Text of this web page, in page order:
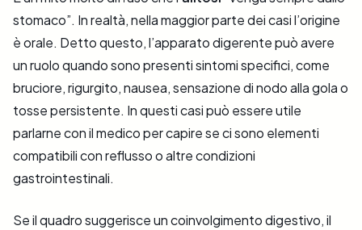
stomaco”. In realtà, nella maggior parte dei casi l’origine
è orale. Detto questo, l’apparato digerente può avere
un ruolo quando sono presenti sintomi specifici, come
bruciore, rigurgito, nausea, sensazione di nodo alla gola o
tosse persistente. In questi casi può essere utile
parlarne con il medico per capire se ci sono elementi
compatibili con reflusso o altre condizioni
gastrointestinali.
Se il quadro suggerisce un coinvolgimento digestivo, il